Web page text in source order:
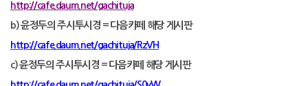
http://cafe.daum.net/gachituja
b)윤정두의 주시투시경 = 다음카페 해당 게시판
http://cafe.daum.net/gachituja/RzVH
c)윤정두의 주시투시경 = 다음카페 해당 게시판